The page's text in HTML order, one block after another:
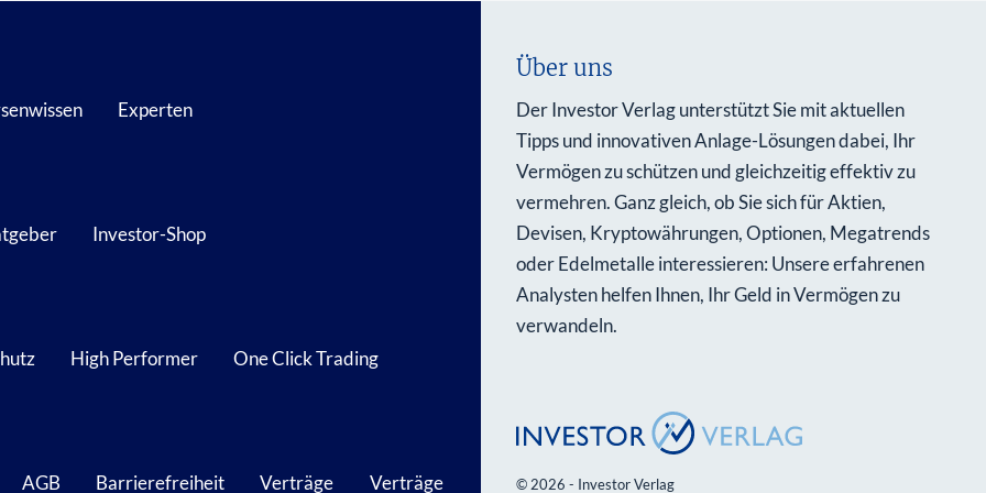
Experten
Investor-Shop
High Performer One Click Trading
AGB Barrierefreiheit Verträge Verträge
Über uns
Der Investor Verlag unterstützt Sie mit aktuellen
Tipps und innovativen Anlage-Lösungen dabei, Ihr
Vermögen zu schützen und gleichzeitig effektiv zu
vermehren. Ganz gleich, ob Sie sich für Aktien,
Devisen, Kryptowährungen, Optionen, Megatrends
oder Edelmetalle interessieren: Unsere erfahrenen
Analysten helfen Ihnen, Ihr Geld in Vermögen zu
verwandeln.
© 2026 - Investor Verlag